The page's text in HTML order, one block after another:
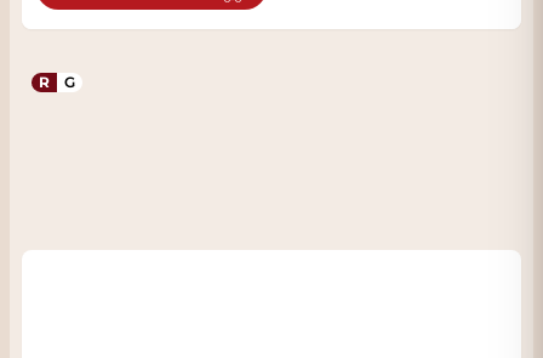
R G